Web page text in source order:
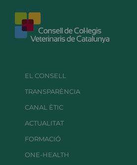
EL CONSELL
TRANSPARÈNCIA
CANAL ÈTIC
ACTUALITAT
FORMACIÓ
ONE-HEALTH